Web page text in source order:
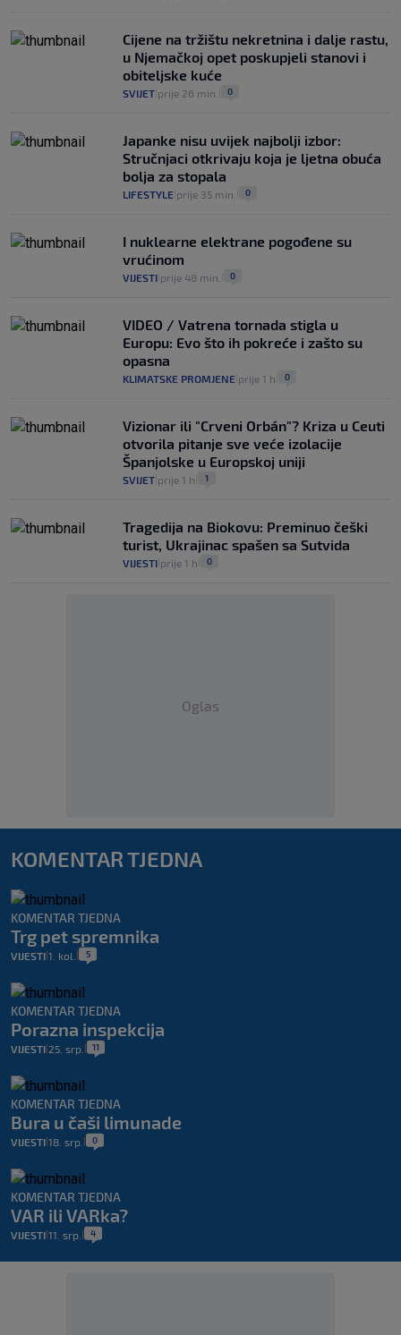
Cijene na tržištu nekretnina i dalje rastu,
u Njemačkoj opet poskupjeli stanovi i
obiteljske kuće
SVIJET prije 26 min. 0
Japanke nisu uvijek najbolji izbor:
Stručnjaci otkrivaju koja je ljetna obuća
bolja za stopala
LIFESTYLE prije 35 min. 0
I nuklearne elektrane pogođene su
vrućinom
VIJESTI prije 48 min. 0
VIDEO / Vatrena tornada stigla u
Europu: Evo što ih pokreće i zašto su
opasna
KLIMATSKE PROMJENE prije 1 h 0
Vizionar ili "Crveni Orbán"? Kriza u Ceuti
otvorila pitanje sve veće izolacije
Španjolske u Europskoj uniji
SVIJET prije 1 h 1
Tragedija na Biokovu: Preminuo češki
turist, Ukrajinac spašen sa Sutvida
VIJESTI prije 1 h 0
Oglas
KOMENTAR TJEDNA
KOMENTAR TJEDNA
Trg pet spremnika
VIJESTI 1. kol. 5
KOMENTAR TJEDNA
Porazna inspekcija
VIJESTI 25. srp. 11
KOMENTAR TJEDNA
Bura u čaši limunade
VIJESTI 18. srp. 0
KOMENTAR TJEDNA
VAR ili VARka?
VIJESTI 11. srp. 4